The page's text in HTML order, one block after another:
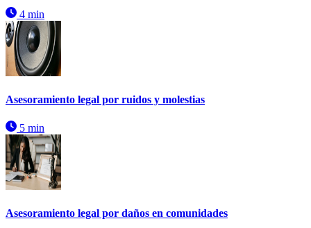
4 min
Asesoramiento legal por ruidos y molestias
5 min
Asesoramiento legal por daños en comunidades